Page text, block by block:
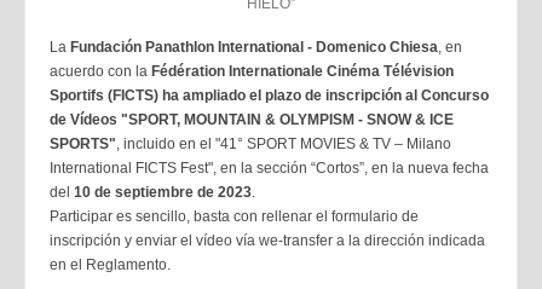
La Fundación Panathlon International - Domenico Chiesa , en
acuerdo con la Fédération Internationale Cinéma Télévision
Sportifs (FICTS) ha ampliado el plazo de inscripción al Concurso
de Vídeos "SPORT, MOUNTAIN & OLYMPISM - SNOW & ICE
SPORTS" , incluido en el "41° SPORT MOVIES & TV – Milano
International FICTS Fest", en la sección “Cortos”, en la nueva fecha
del 10 de septiembre de 2023
Participar es sencillo, basta con rellenar el formulario de
inscripción y enviar el vídeo vía we-transfer a la dirección indicada
en el Reglamento.